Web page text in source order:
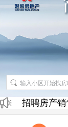
招聘房产销